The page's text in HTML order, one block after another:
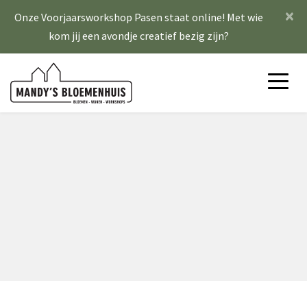
×
Onze Voorjaarsworkshop Pasen staat online! Met wie
kom jij een avondje creatief bezig zijn?